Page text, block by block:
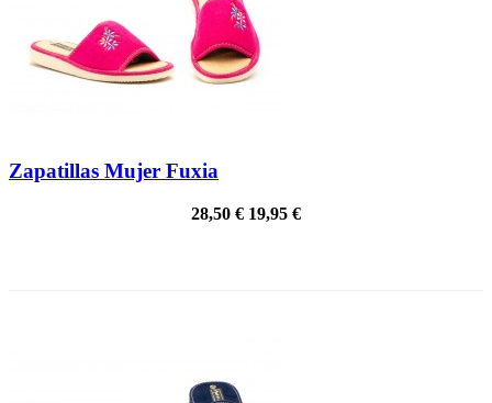
Zapatillas Mujer Fuxia
28,50 € 19,95 €